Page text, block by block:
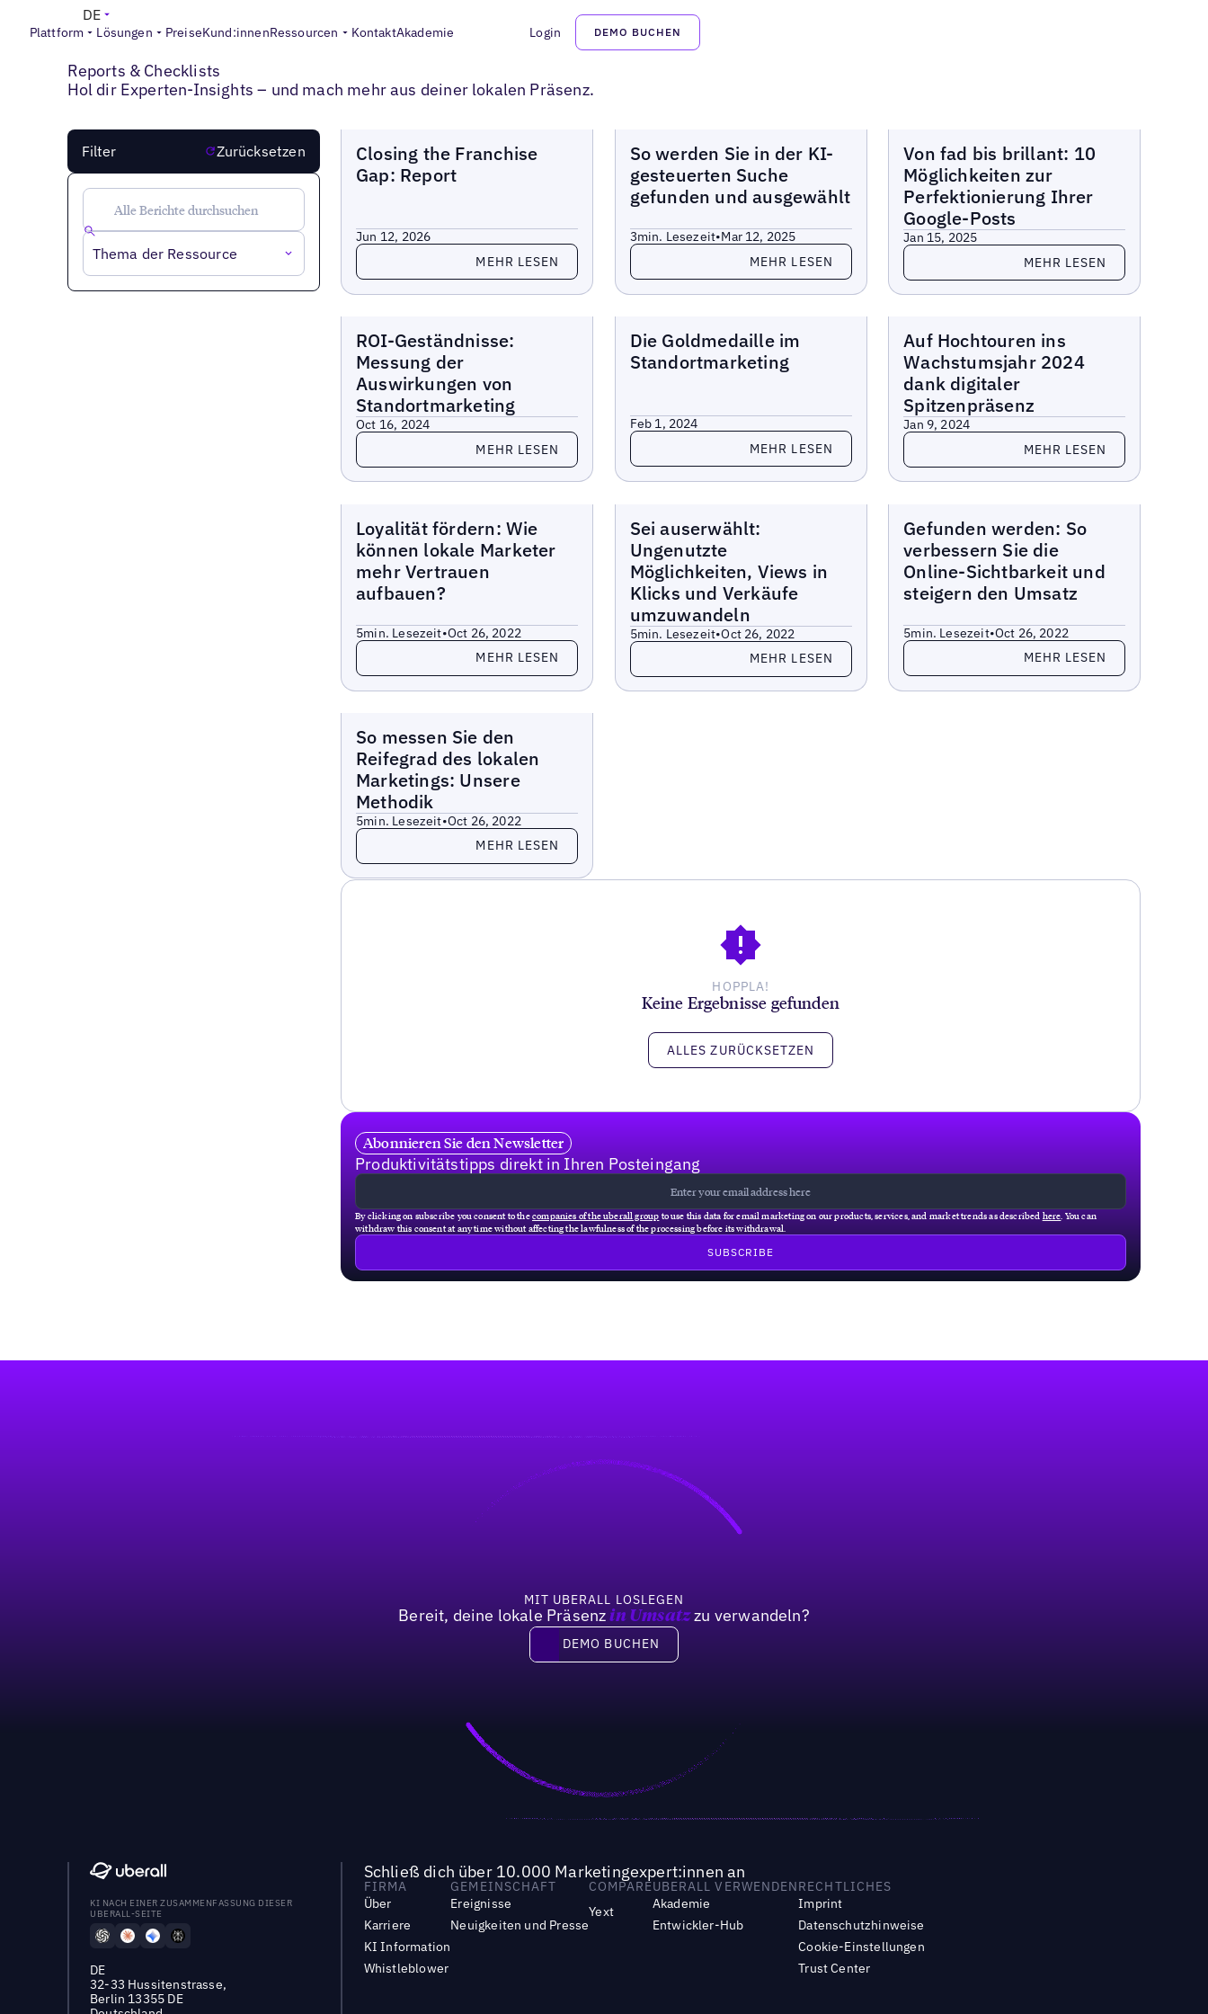
Plattform Lösungen PreiseKund:innenRessourcen KontaktAkademie Login DEMO BUCHEN
DE
UBERALL REPORTS
Reports & Checklists
Hol dir Experten-Insights – und mach mehr aus deiner lokalen Präsenz.
Filter Zurücksetzen
Thema der Ressource
Closing the Franchise
Gap: Report
Jun 12, 2026
Lesen Sie mehr MEHR LESEN
So werden Sie in der KI-
gesteuerten Suche
gefunden und ausgewählt
3min. Lesezeit•Mar 12, 2025
Lesen Sie mehr MEHR LESEN
Von fad bis brillant: 10
Möglichkeiten zur
Perfektionierung Ihrer
Google-Posts
Jan 15, 2025
Lesen Sie mehr MEHR LESEN
ROI-Geständnisse:
Messung der
Auswirkungen von
Standortmarketing
Oct 16, 2024
Lesen Sie mehr MEHR LESEN
Die Goldmedaille im
Standortmarketing
Feb 1, 2024
Lesen Sie mehr MEHR LESEN
Auf Hochtouren ins
Wachstumsjahr 2024
dank digitaler
Spitzenpräsenz
Jan 9, 2024
Lesen Sie mehr MEHR LESEN
Loyalität fördern: Wie
können lokale Marketer
mehr Vertrauen
aufbauen?
5min. Lesezeit•Oct 26, 2022
Lesen Sie mehr MEHR LESEN
Sei auserwählt:
Ungenutzte
Möglichkeiten, Views in
Klicks und Verkäufe
umzuwandeln
5min. Lesezeit•Oct 26, 2022
Lesen Sie mehr MEHR LESEN
Gefunden werden: So
verbessern Sie die
Online-Sichtbarkeit und
steigern den Umsatz
5min. Lesezeit•Oct 26, 2022
Lesen Sie mehr MEHR LESEN
So messen Sie den
Reifegrad des lokalen
Marketings: Unsere
Methodik
5min. Lesezeit•Oct 26, 2022
Lesen Sie mehr MEHR LESEN
HOPPLA!
Keine Ergebnisse gefunden
ALLES ZURÜCKSETZEN
Abonnieren Sie den Newsletter
Produktivitätstipps direkt in Ihren Posteingang
By clicking on subscribe you consent to thecompanies of the uberall group to use this data for email marketing on our products, services, and market trends as described here . You can
withdraw this consent at any time without affecting the lawfulness of the processing before its withdrawal.
MIT UBERALL LOSLEGEN
Bereit, deine lokale Präsenzin Umsatzzu verwandeln?
DEMO BUCHEN
DEMO BUCHEN
KI NACH EINER ZUSAMMENFASSUNG DIESER
UBERALL-SEITE
DE
32-33 Hussitenstrasse,
Berlin 13355 DE
Schließ dich über 10.000 Marketingexpert:innen an
FIRMA
Über
Karriere
KI Information
Whistleblower
GEMEINSCHAFT
Ereignisse
Neuigkeiten und Presse
COMPARE
Yext
UBERALL VERWENDEN
Akademie
Entwickler-Hub
RECHTLICHES
Imprint
Datenschutzhinweise
Cookie-Einstellungen
Trust Center